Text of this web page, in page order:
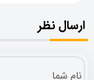
ارسال نظر